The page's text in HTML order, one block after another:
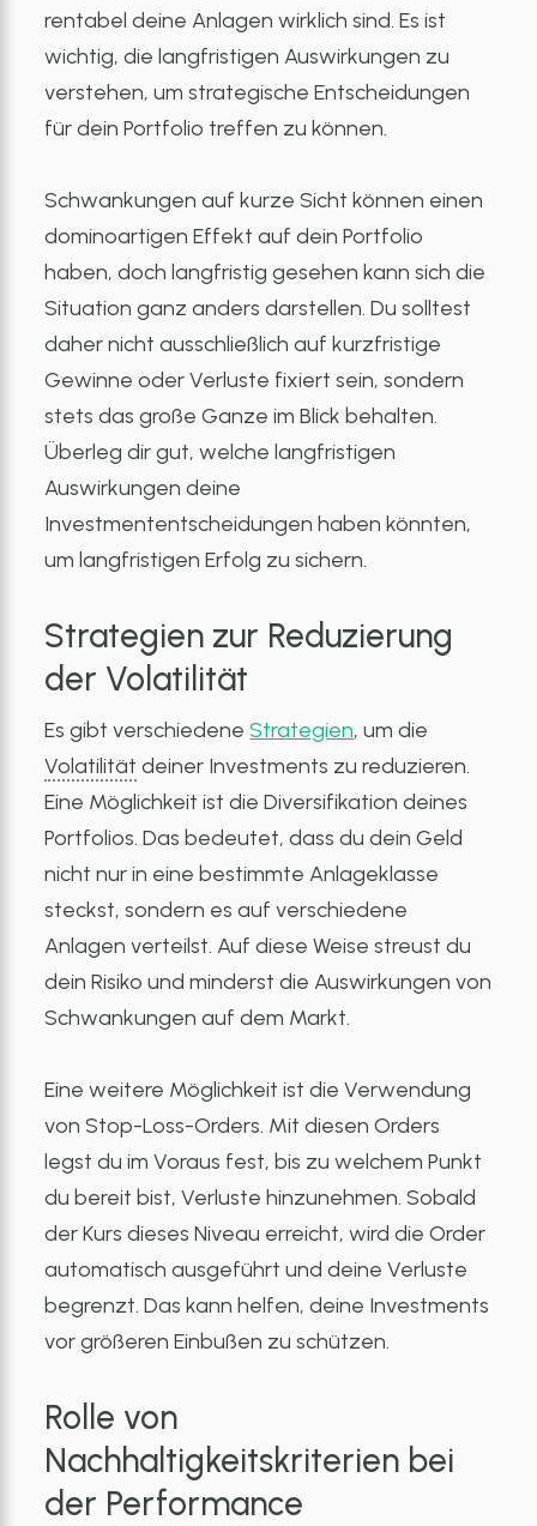
rentabel deine Anlagen wirklich sind. Es ist
wichtig, die langfristigen Auswirkungen zu
verstehen, um strategische Entscheidungen
für dein Portfolio treffen zu können.
Schwankungen auf kurze Sicht können einen
dominoartigen Effekt auf dein Portfolio
haben, doch langfristig gesehen kann sich die
Situation ganz anders darstellen. Du solltest
daher nicht ausschließlich auf kurzfristige
Gewinne oder Verluste fixiert sein, sondern
stets das große Ganze im Blick behalten.
Überleg dir gut, welche langfristigen
Auswirkungen deine
Investmententscheidungen haben könnten,
um langfristigen Erfolg zu sichern.
Strategien zur Reduzierung
der Volatilität
Es gibt verschiedeneStrategien, um die
Volatilität deiner Investments zu reduzieren.
Eine Möglichkeit ist die Diversifikation deines
Portfolios. Das bedeutet, dass du dein Geld
nicht nur in eine bestimmte Anlageklasse
steckst, sondern es auf verschiedene
Anlagen verteilst. Auf diese Weise streust du
dein Risiko und minderst die Auswirkungen von
Schwankungen auf dem Markt.
Eine weitere Möglichkeit ist die Verwendung
von Stop-Loss-Orders. Mit diesen Orders
legst du im Voraus fest, bis zu welchem Punkt
du bereit bist, Verluste hinzunehmen. Sobald
der Kurs dieses Niveau erreicht, wird die Order
automatisch ausgeführt und deine Verluste
begrenzt. Das kann helfen, deine Investments
vor größeren Einbußen zu schützen.
Rolle von
Nachhaltigkeitskriterien bei
der Performance